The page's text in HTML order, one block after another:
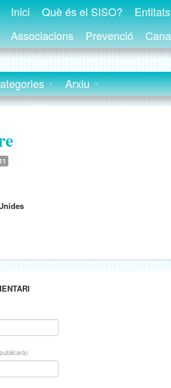
Inici Què és el SISO?
Associacions
Prevenció
Arxiu